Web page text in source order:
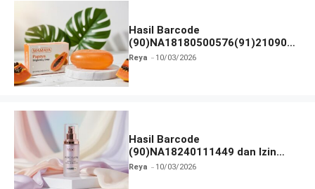
Hasil Barcode
(90)NA18180500576(91)210906
dan Izin BPOM
Reya 10/03/2026
Hasil Barcode
(90)NA18240111449 dan Izin
BPOM
Reya 10/03/2026